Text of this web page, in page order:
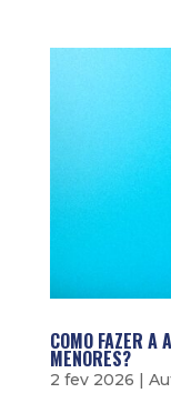
COMO FAZER A
MENORES?
2 fev 2026 |